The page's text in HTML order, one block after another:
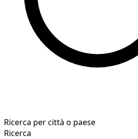
Ricerca per città o paese
Ricerca